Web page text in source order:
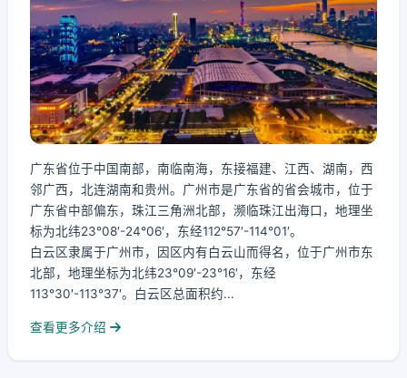
广东省位于中国南部，南临南海，东接福建、江西、湖南，西
邻广西，北连湖南和贵州。广州市是广东省的省会城市，位于
广东省中部偏东，珠江三角洲北部，濒临珠江出海口，地理坐
标为北纬23°08′-24°06′，东经112°57′-114°01′。
白云区隶属于广州市，因区内有白云山而得名，位于广州市东
北部，地理坐标为北纬23°09′-23°16′，东经
113°30′-113°37′。白云区总面积约...
查看更多介绍